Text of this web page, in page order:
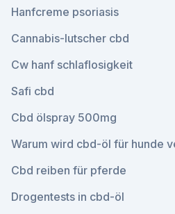
Hanfcreme psoriasis
Cannabis-lutscher cbd
Cw hanf schlaflosigkeit
Safi cbd
Cbd ölspray 500mg
Warum wird cbd-öl für hunde
Cbd reiben für pferde
Drogentests in cbd-öl